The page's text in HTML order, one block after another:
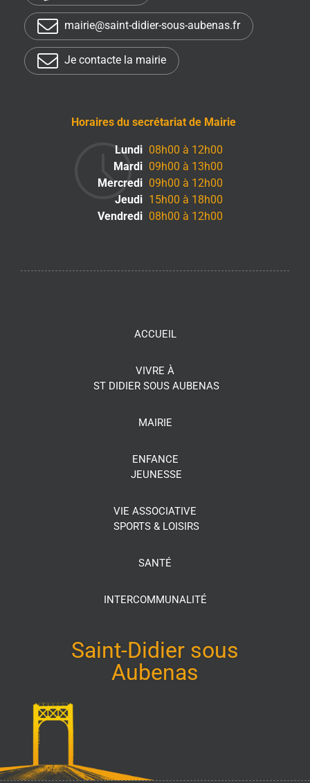
mairie@saint-didier-sous-aubenas.fr
Je contacte la mairie
Horaires du secrétariat de Mairie
Lundi 08h00 à 12h00
Mardi 09h00 à 13h00
Mercredi 09h00 à 12h00
Jeudi 15h00 à 18h00
Vendredi 08h00 à 12h00
ACCUEIL
VIVRE À
ST DIDIER SOUS AUBENAS
MAIRIE
ENFANCE
JEUNESSE
VIE ASSOCIATIVE
SPORTS & LOISIRS
SANTÉ
INTERCOMMUNALITÉ
Saint-Didier sous
Aubenas